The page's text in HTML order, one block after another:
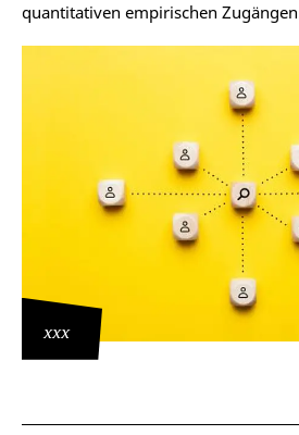
quantitativen empirischen
xxx